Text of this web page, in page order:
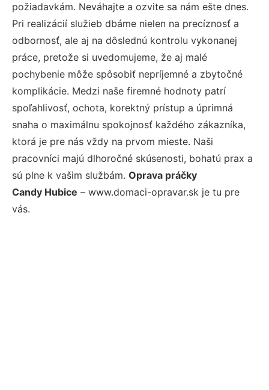
požiadavkám. Neváhajte a ozvite sa nám ešte dnes.
Pri realizácií služieb dbáme nielen na precíznosť a
odbornosť, ale aj na dôslednú kontrolu vykonanej
práce, pretože si uvedomujeme, že aj malé
pochybenie môže spôsobiť nepríjemné a zbytočné
komplikácie. Medzi naše firemné hodnoty patrí
spoľahlivosť, ochota, korektný prístup a úprimná
snaha o maximálnu spokojnosť každého zákazníka,
ktorá je pre nás vždy na prvom mieste. Naši
pracovníci majú dlhoročné skúsenosti, bohatú prax a
sú plne k vašim službám. Oprava práčky
Candy Hubice – www.domaci-opravar.sk je tu pre
vás.